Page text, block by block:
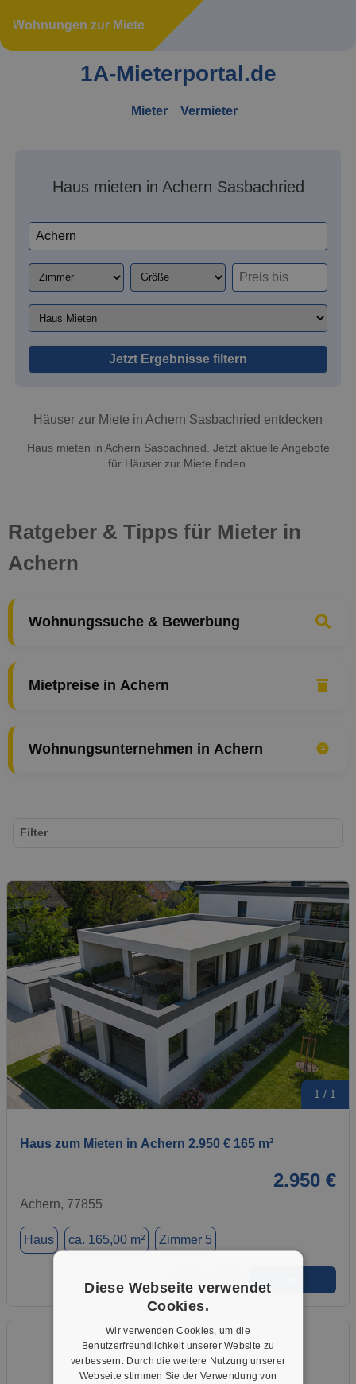
Wohnungen zur Miete
1A-Mieterportal.de
Mieter Vermieter
Haus mieten in Achern Sasbachried
Jetzt Ergebnisse filtern
Häuser zur Miete in Achern Sasbachried entdecken
Haus mieten in Achern Sasbachried. Jetzt aktuelle Angebote
für Häuser zur Miete finden.
Ratgeber & Tipps für Mieter in
Achern
Wohnungssuche & Bewerbung
Mietpreise in Achern
Wohnungsunternehmen in Achern
1 / 1
Haus zum Mieten in Achern 2.950 € 165 m²
2.950 €
Achern, 77855
Haus ca. 165,00 m² Zimmer 5
Filter
Diese Webseite verwendet
Cookies.
Wir verwenden Cookies, um die
Benutzerfreundlichkeit unserer Website zu
verbessern. Durch die weitere Nutzung unserer
Webseite stimmen Sie der Verwendung von